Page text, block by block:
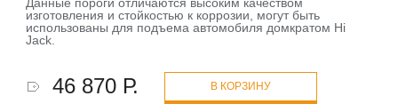
изготовления и стойкостью к коррозии, могут быть
использованы для подъема автомобиля домкратом Hi
Jack.
46 870 Р. В КОРЗИНУ